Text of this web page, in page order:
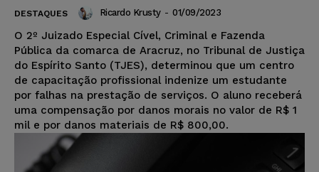
DESTAQUES Ricardo Krusty - 01/09/2023
O 2º Juizado Especial Cível, Criminal e Fazenda
Pública da comarca de Aracruz, no Tribunal de Justiça
do Espírito Santo (TJES), determinou que um centro
de capacitação profissional indenize um estudante
por falhas na prestação de serviços. O aluno receberá
uma compensação por danos morais no valor de R$ 1
mil e por danos materiais de R$ 800,00.